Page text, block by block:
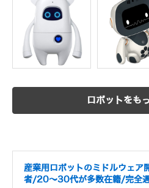
ロボットをも
産業用ロボットのミドルウェア
者/20～30代が多数在籍/完全